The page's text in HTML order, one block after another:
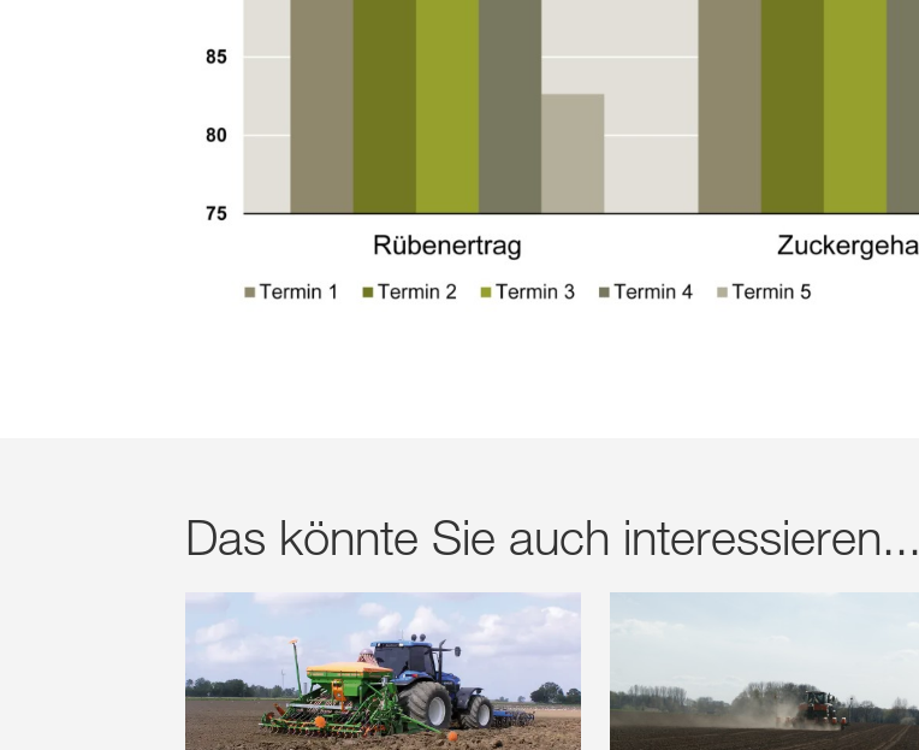
Das könnte Sie auch interessieren...